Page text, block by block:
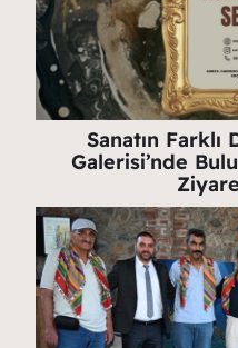
Sanatın
Galerisi’nde